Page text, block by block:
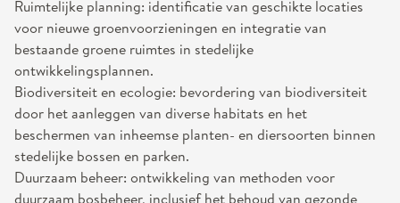
Ruimtelijke planning: identificatie van geschikte locaties
voor nieuwe groenvoorzieningen en integratie van
bestaande groene ruimtes in stedelijke
ontwikkelingsplannen.
Biodiversiteit en ecologie: bevordering van biodiversiteit
door het aanleggen van diverse habitats en het
beschermen van inheemse planten- en diersoorten binnen
stedelijke bossen en parken.
Duurzaam beheer: ontwikkeling van methoden voor
duurzaam bosbeheer, inclusief het behoud van gezonde